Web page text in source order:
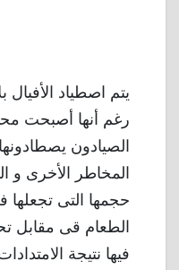
يتم اصطياد الأفيال
رغم أنها أصبحت
الصيادون
المخاطر الأخرى و
حجمها التى تجعلها
الطعام قى مقابل
فيها نتيجة